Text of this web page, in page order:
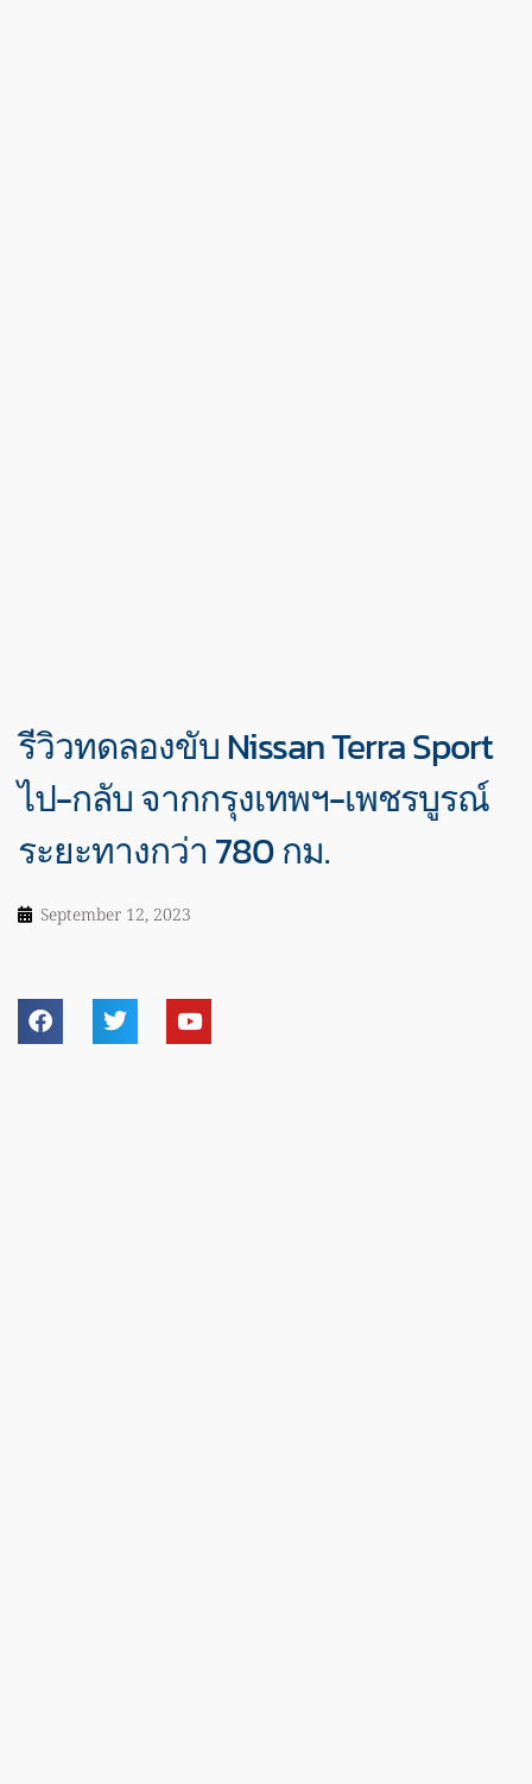
รีวิวทดลองขับ Nissan Terra Sport
ไป-กลับ จากกรุงเทพฯ-เพชรบูรณ์
ระยะทางกว่า 780 กม.
September 12, 2023